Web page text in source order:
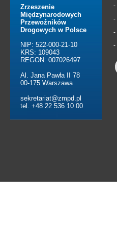
Zrzeszenie
Międzynarodowych
Przewoźników
Drogowych w Polsce
NIP: 522-000-21-10
KRS: 109043
REGON: 007026497
Al. Jana Pawła II 78
00-175 Warszawa
sekretariat@zmpd.pl
tel. +48 22 536 10 00
-
-
-
-